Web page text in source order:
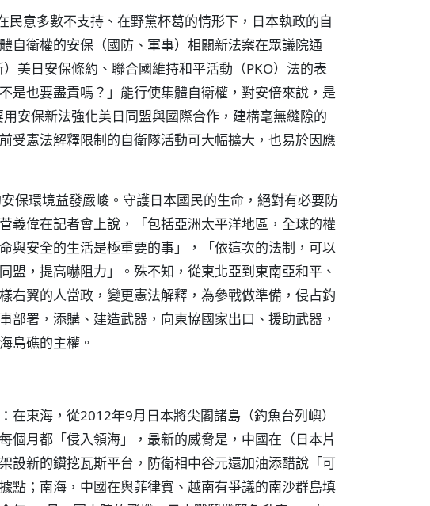
意多數不支持、在野黨杯葛的情形下，日本執政的自
自衛權的安保（國防、軍事）相關新法案在眾議院通
美日安保條約、聯合國維持和平活動（PKO）法的表
是也要盡責嗎？」能行使集體自衛權，對安倍來說，是
安保新法強化美日同盟與國際合作，建構毫無縫隙的
受憲法解釋限制的自衛隊活動可大幅擴大，也易於因應
保環境益發嚴峻。守護日本國民的生命，絕對有必要防
義偉在記者會上說，「包括亞洲太平洋地區，全球的權
與安全的生活是極重要的事」，「依這次的法制，可以
盟，提高嚇阻力」。殊不知，從東北亞到東南亞和平、
右翼的人當政，變更憲法解釋，為參戰做準備，侵占釣
部署，添購、建造武器，向東協國家出口、援助武器，
島礁的主權。
在東海，從2012年9月日本將尖閣諸島（釣魚台列嶼）
個月都「侵入領海」，最新的威脅是，中國在（日本片
設新的鑽挖瓦斯平台，防衛相中谷元還加油添醋說「可
點；南海，中國在與菲律賓、越南有爭議的南沙群島填